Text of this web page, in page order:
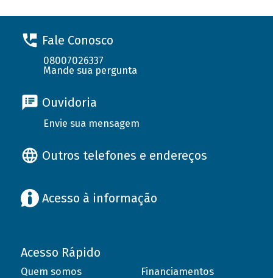
Fale Conosco
08007026337
Mande sua pergunta
Ouvidoria
Envie sua mensagem
Outros telefones e endereços
Acesso à informação
Acesso Rápido
Quem somos
Financiamentos